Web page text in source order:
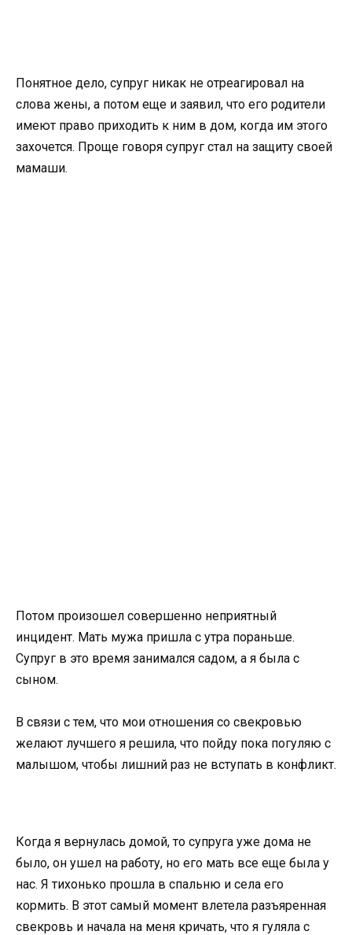
Понятное дело, супруг никак не отреагировал на
слова жены, а потом еще и заявил, что его родители
имеют право приходить к ним в дом, когда им этого
захочется. Проще говоря супруг стал на защиту своей
мамаши.
Потом произошел совершенно неприятный
инцидент. Мать мужа пришла с утра пораньше.
Супруг в это время занимался садом, а я была с
сыном.
В связи с тем, что мои отношения со свекровью
желают лучшего я решила, что пойду пока погуляю с
малышом, чтобы лишний раз не вступать в конфликт.
Когда я вернулась домой, то супруга уже дома не
было, он ушел на работу, но его мать все еще была у
нас. Я тихонько прошла в спальню и села его
кормить. В этот самый момент влетела разъяренная
свекровь и начала на меня кричать, что я гуляла с